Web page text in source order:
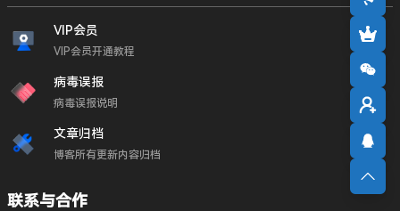
VIP会员
VIP会员开通教程
病毒误报
病毒误报说明
文章归档
博客所有更新内容归档
联系与合作